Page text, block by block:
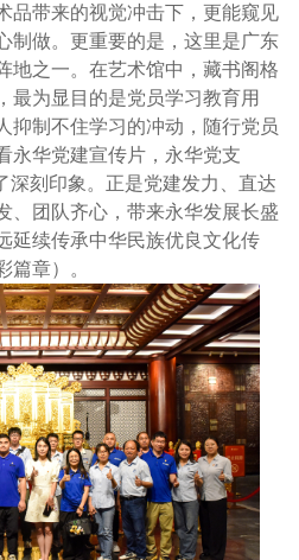
品带来的视觉冲击下，更能窥见
制做。更重要的是，这里是广东
地之一。在艺术馆中，藏书阁格
最为显目的是党员学习教育用
抑制不住学习的冲动，随行党员
永华党建宣传片，永华党支
深刻印象。正是党建发力、直达
、团队齐心，带来永华发展长盛
延续传承中华民族优良文化传
篇章）。